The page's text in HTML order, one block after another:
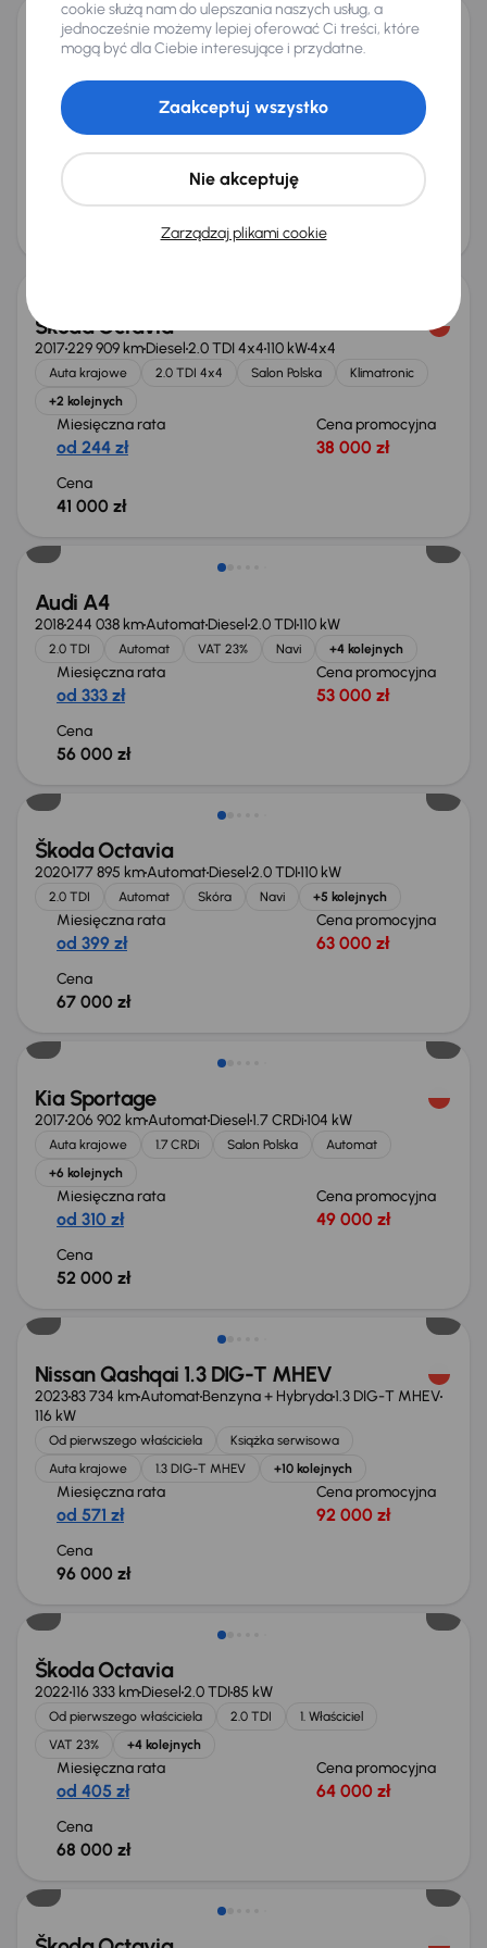
Opel Insignia
Auta krajowe 1.6 CDTI
+4 kolejnych
Miesięczna rata
od 286 zł
Cena promocyjna
Cena
Škoda Octavia
2017229 909 kmDiesel2.0 TDI 4x4110 kW4x4
Auta krajowe 2.0 TDI 4x4 Salon Polska
Klimatronic
+2 kolejnych
Miesięczna rata
od 244 zł
Cena promocyjna
38 000 zł
Cena
41 000 zł
Audi A4
2018244 038 kmAutomatDiesel2.0 TDI110 kW
2.0 TDI Automat VAT 23% Navi +4 kolejnych
Miesięczna rata
od 333 zł
Cena promocyjna
53 000 zł
Cena
56 000 zł
Škoda Octavia
2020177 895 kmAutomatDiesel2.0 TDI110 kW
2.0 TDI Automat Skóra Navi +5 kolejnych
Miesięczna rata
od 399 zł
Cena promocyjna
63 000 zł
Cena
67 000 zł
Kia Sportage
2017206 902 kmAutomatDiesel1.7 CRDi104 kW
Auta krajowe 1.7 CRDi Salon Polska
Automat
+6 kolejnych
Miesięczna rata
od 310 zł
Cena promocyjna
49 000 zł
Cena
52 000 zł
Możliwość odliczenia VAT
Nissan Qashqai 1.3 DIG-T MHEV
202383 734 kmAutomatBenzyna + Hybryda1.3 DIG-T MHEV
116 kW
Od pierwszego właściciela
Książka serwisowa
Auta krajowe
1.3 DIG-T MHEV +10 kolejnych
Miesięczna rata
od 571 zł
Cena promocyjna
92 000 zł
Cena
96 000 zł
Możliwość odliczenia VAT
Škoda Octavia
2022116 333 kmDiesel2.0 TDI85 kW
Od pierwszego właściciela 2.0 TDI
1. Właściciel
VAT 23%
+4 kolejnych
Miesięczna rata
od 405 zł
Cena promocyjna
64 000 zł
Cena
68 000 zł
Możliwość odliczenia VAT
cookie służą nam do ulepszania naszych usług, a
jednocześnie możemy lepiej oferować Ci treści, które
mogą być dla Ciebie interesujące i przydatne.
Zarządzaj plikami cookie
Nie akceptuję
Zaakceptuj wszystko